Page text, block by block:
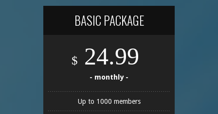
BASIC PACKAGE
$ 24.99
- monthly -
Up to 1000 members